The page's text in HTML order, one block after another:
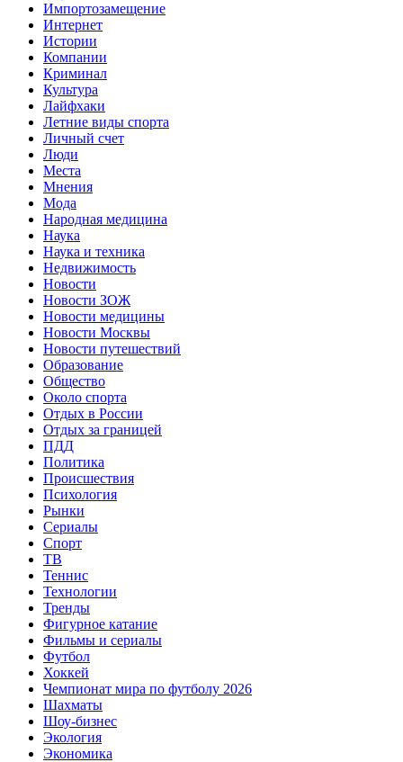
Импортозамещение
Интернет
Истории
Компании
Криминал
Культура
Лайфхаки
Летние виды спорта
Личный счет
Люди
Места
Мнения
Мода
Народная медицина
Наука
Наука и техника
Недвижимость
Новости
Новости ЗОЖ
Новости медицины
Новости Москвы
Новости путешествий
Образование
Общество
Около спорта
Отдых в России
Отдых за границей
ПДД
Политика
Происшествия
Психология
Рынки
Сериалы
Спорт
ТВ
Теннис
Технологии
Тренды
Фигурное катание
Фильмы и сериалы
Футбол
Хоккей
Чемпионат мира по футболу 2026
Шахматы
Шоу-бизнес
Экология
Экономика